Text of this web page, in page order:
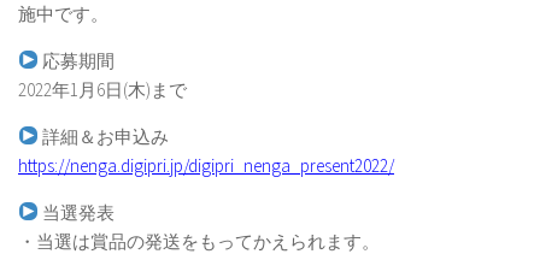
施中です。
応募期間
2022年1月6日(木)まで
詳細＆お申込み
https://nenga.digipri.jp/digipri_nenga_present2022/
当選発表
・当選は賞品の発送をもってかえられます。